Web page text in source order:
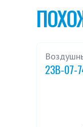
23B-07-